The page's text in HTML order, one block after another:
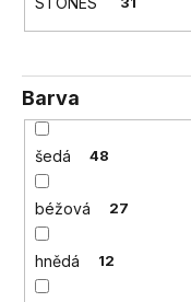
Barva
šedá 48
béžová 27
hnědá 12
u
e
m